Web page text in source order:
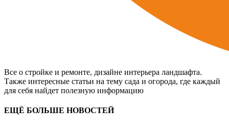
Все о стройке и ремонте, дизайне интерьера ландшафта.
Также интересные статьи на тему сада и огорода, где каждый
для себя найдет полезную информацию
ЕЩЁ БОЛЬШЕ НОВОСТЕЙ